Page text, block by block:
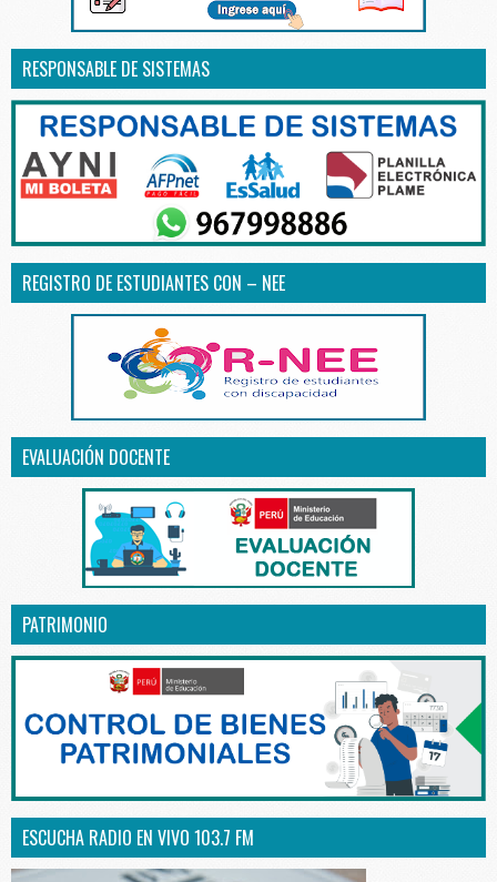
RESPONSABLE DE SISTEMAS
REGISTRO DE ESTUDIANTES CON – NEE
EVALUACIÓN DOCENTE
PATRIMONIO
ESCUCHA RADIO EN VIVO 103.7 FM